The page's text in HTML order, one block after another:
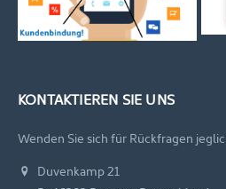
KONTAKTIEREN SIE UNS
Wenden Sie sich für Rückfragen
Duvenkamp 21